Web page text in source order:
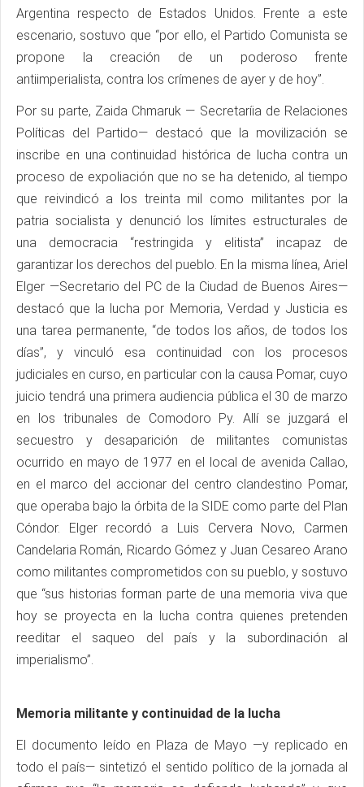
Argentina respecto de Estados Unidos. Frente a este
escenario, sostuvo que “por ello, el Partido Comunista se
propone la creación de un poderoso frente
antiimperialista, contra los crímenes de ayer y de hoy”.
Por su parte, Zaida Chmaruk — Secretaríia de Relaciones
Políticas del Partido— destacó que la movilización se
inscribe en una continuidad histórica de lucha contra un
proceso de expoliación que no se ha detenido, al tiempo
que reivindicó a los treinta mil como militantes por la
patria socialista y denunció los límites estructurales de
una democracia “restringida y elitista” incapaz de
garantizar los derechos del pueblo. En la misma línea, Ariel
Elger —Secretario del PC de la Ciudad de Buenos Aires—
destacó que la lucha por Memoria, Verdad y Justicia es
una tarea permanente, “de todos los años, de todos los
días”, y vinculó esa continuidad con los procesos
judiciales en curso, en particular con la causa Pomar, cuyo
juicio tendrá una primera audiencia pública el 30 de marzo
en los tribunales de Comodoro Py. Allí se juzgará el
secuestro y desaparición de militantes comunistas
ocurrido en mayo de 1977 en el local de avenida Callao,
en el marco del accionar del centro clandestino Pomar,
que operaba bajo la órbita de la SIDE como parte del Plan
Cóndor. Elger recordó a Luis Cervera Novo, Carmen
Candelaria Román, Ricardo Gómez y Juan Cesareo Arano
como militantes comprometidos con su pueblo, y sostuvo
que “sus historias forman parte de una memoria viva que
hoy se proyecta en la lucha contra quienes pretenden
reeditar el saqueo del país y la subordinación al
imperialismo”.
Memoria militante y continuidad de la lucha
El documento leído en Plaza de Mayo —y replicado en
todo el país— sintetizó el sentido político de la jornada al